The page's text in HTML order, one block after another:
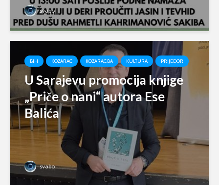
svabo
BIH KOZARAC KOZARAC.BA KULTURA PRIJEDOR
U Sarajevu promocija knjige
„Priče o nani“ autora Ese
Balića
svabo